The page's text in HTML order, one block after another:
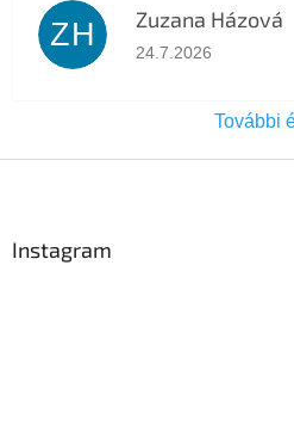
ZH Zuzana Házová
Az áruház
24.7.2026
További
Instagram